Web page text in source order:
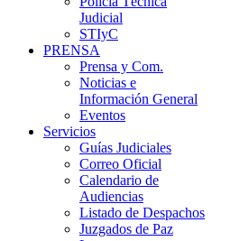
Judicial
STIyC
PRENSA
Prensa y Com.
Noticias e
Información General
Eventos
Servicios
Guías Judiciales
Correo Oficial
Calendario de
Audiencias
Listado de Despachos
Juzgados de Paz